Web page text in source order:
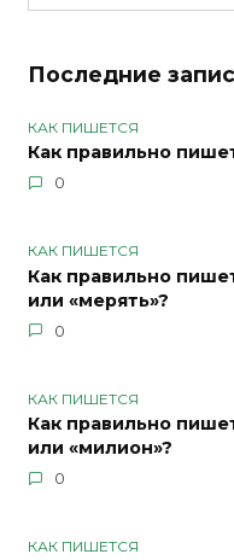
Последние
КАК ПИШЕТСЯ
Как правильно
0
КАК ПИШЕТСЯ
Как правильно
или «мерять»?
0
КАК ПИШЕТСЯ
Как правильно
или «милион»?
0
КАК ПИШЕТСЯ